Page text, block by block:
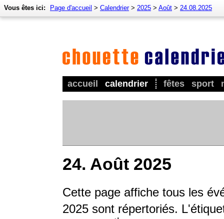
accueil calendrier fêtes sport
Vous êtes ici: Page d'accueil > Calendrier> 2025 > Août > 24.08.2025
24. Août 2025
Cette page affiche tous les
2025 sont répertoriés.